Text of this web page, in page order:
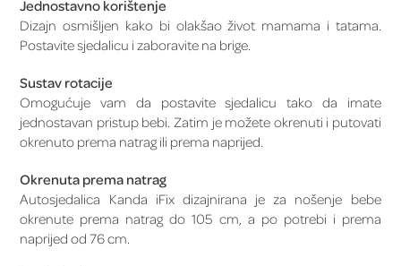
Jednostavno korištenje
Dizajn osmišljen kako bi olakšao život mamama i tatama.
Postavite sjedalicu i zaboravite na brige.
Sustav rotacije
Omogućuje vam da postavite sjedalicu tako da imate
jednostavan pristup bebi. Zatim je možete okrenuti i putovati
okrenuto prema natrag ili prema naprijed.
Okrenuta prema natrag
Autosjedalica Kanda iFix dizajnirana je za nošenje bebe
okrenute prema natrag do 105 cm, a po potrebi i prema
naprijed od 76 cm.